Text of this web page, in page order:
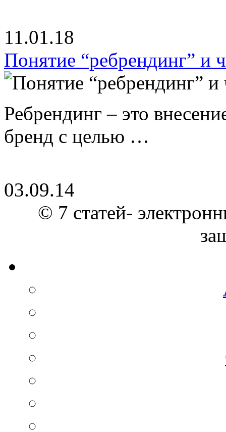
11.01.18
Понятие “ребрендинг” и
Ребрендинг – это
бренд с целью …
03.09.14
© 7 статей-